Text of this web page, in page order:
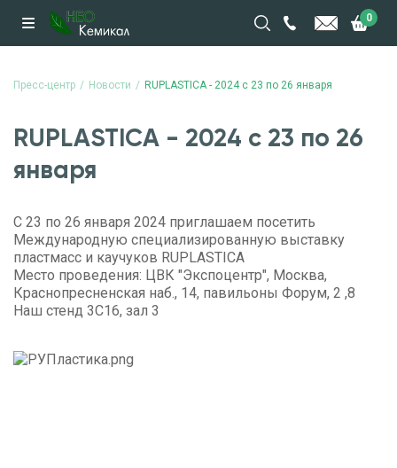
0
Пресс-центр Новости RUPLASTICA - 2024 с 23 по 26 января
RUPLASTICA - 2024 с 23 по 26
января
С 23 по 26 января 2024 приглашаем посетить
Международную специализированную выставку
пластмасс и каучуков RUPLASTICA
Место проведения: ЦВК "Экспоцентр", Москва,
Краснопресненская наб., 14, павильоны Форум, 2 ,8
Наш стенд 3С16, зал 3